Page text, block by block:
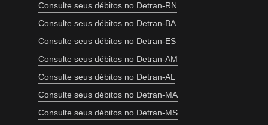
Consulte seus débitos no Detran-RN
Consulte seus débitos no Detran-BA
Consulte seus débitos no Detran-ES
Consulte seus débitos no Detran-AM
Consulte seus débitos no Detran-AL
Consulte seus débitos no Detran-MA
Consulte seus débitos no Detran-MS